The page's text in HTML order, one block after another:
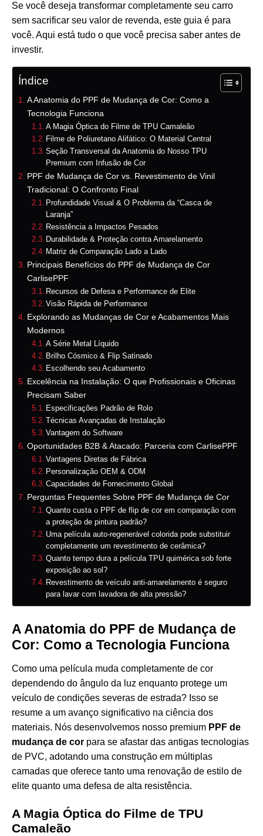
Se você deseja transformar completamente seu carro
sem sacrificar seu valor de revenda, este guia é para
você. Aqui está tudo o que você precisa saber antes de
investir.
Índice
A Anatomia do PPF de Mudança de Cor: Como a
Tecnologia Funciona
A Magia Óptica do Filme de TPU Camaleão
Filme de Poliuretano Alifático: O Material Central
Seção Transversal da Anatomia do Nosso TPU
Premium com Infusão de Cor
PPF de Mudança de Cor vs. Revestimento de Vinil
Tradicional: O Confronto Final
Profundidade Visual & O Problema da “Casca de
Laranja”
Resistência a Impactos Pesados
Durabilidade & Proteção contra Amarelamento
Matriz de Comparação Lado a Lado
Principais Benefícios do PPF de Mudança de Cor
CarlisePPF
Recursos de Defesa e Performance de Elite
Visão Rápida de Performance
Explorando as Mudanças de Cor e Acabamentos Mais
Modernos
A Série Metal Líquido
Brilho Cósmico & Flip Satinado
Escolhendo seu Acabamento
Excelência na Instalação: O que Profissionais e Oficinas
Precisam Saber
Especificações Padrão de Rolo
Técnicas Avançadas de Instalação
Vantagem do Software
Oportunidades B2B & Atacado: Parceria com CarlisePPF
Vantagens Diretas de Fábrica
Personalização OEM & ODM
Capacidades de Fornecimento Global
Perguntas Frequentes Sobre PPF de Mudança de Cor
Quanto custa o PPF de flip de cor em comparação com
a proteção de pintura padrão?
Uma película auto-regenerável colorida pode substituir
completamente um revestimento de cerâmica?
Quanto tempo dura a película TPU quimérica sob forte
exposição ao sol?
Revestimento de veículo anti-amarelamento é seguro
para lavar com lavadora de alta pressão?
A Anatomia do PPF de Mudança de
Cor: Como a Tecnologia Funciona
Como uma película muda completamente de cor
dependendo do ângulo da luz enquanto protege um
veículo de condições severas de estrada? Isso se
resume a um avanço significativo na ciência dos
materiais. Nós desenvolvemos nosso premium PPF de
mudança de cor para se afastar das antigas tecnologias
de PVC, adotando uma construção em múltiplas
camadas que oferece tanto uma renovação de estilo de
elite quanto uma defesa de alta resistência.
A Magia Óptica do Filme de TPU
Camaleão